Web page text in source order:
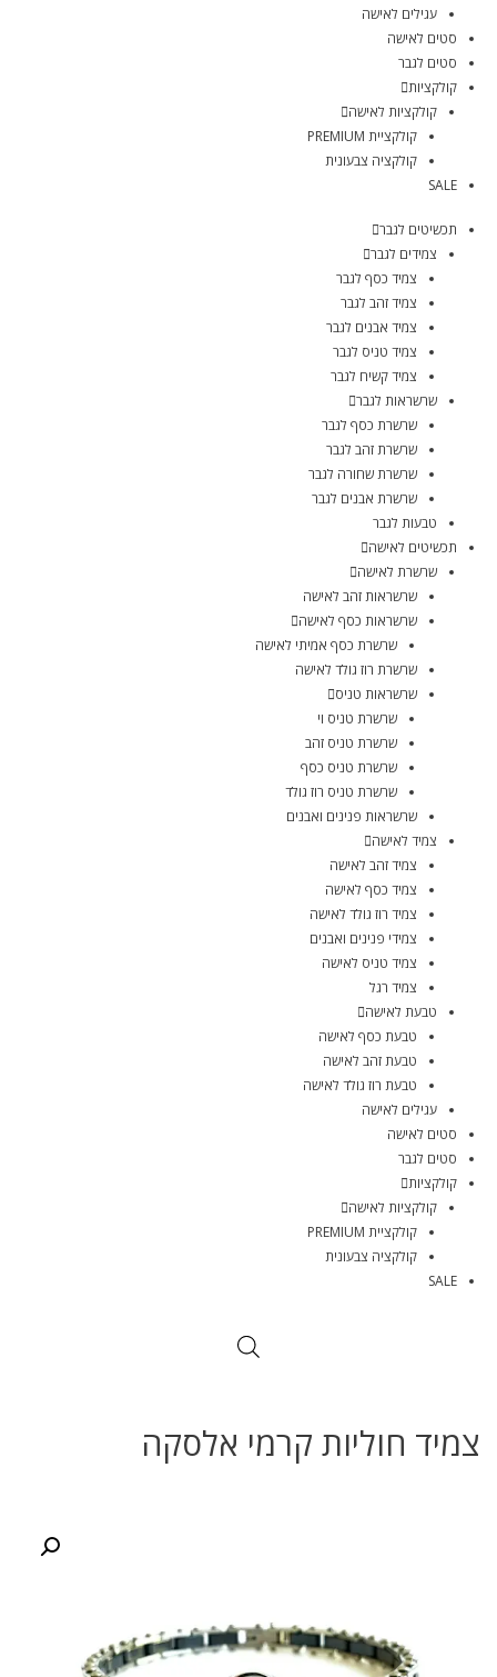
עגילים לאישה
סטים לאישה
סטים לגבר
קולקציות
קולקציות לאישה
קולקציית PREMIUM
קולקציה צבעונית
SALE
תכשיטים לגבר
צמידים לגבר
צמיד כסף לגבר
צמיד זהב לגבר
צמיד אבנים לגבר
צמיד טניס לגבר
צמיד קשיח לגבר
שרשראות לגבר
שרשרת כסף לגבר
שרשרת זהב לגבר
שרשרת שחורה לגבר
שרשרת אבנים לגבר
טבעות לגבר
תכשיטים לאישה
שרשרת לאישה
שרשראות זהב לאישה
שרשראות כסף לאישה
שרשרת כסף אמיתי לאישה
שרשרת רוז גולד לאישה
שרשראות טניס
שרשרת טניס וי
שרשרת טניס זהב
שרשרת טניס כסף
שרשרת טניס רוז גולד
שרשראות פנינים ואבנים
צמיד לאישה
צמיד זהב לאישה
צמיד כסף לאישה
צמיד רוז גולד לאישה
צמידי פנינים ואבנים
צמיד טניס לאישה
צמיד רגל
טבעת לאישה
טבעת כסף לאישה
טבעת זהב לאישה
טבעת רוז גולד לאישה
עגילים לאישה
סטים לאישה
סטים לגבר
קולקציות
קולקציות לאישה
קולקציית PREMIUM
קולקציה צבעונית
SALE
צמיד חוליות קרמי אלסקה